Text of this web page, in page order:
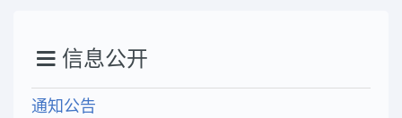
信息公开
通知公告